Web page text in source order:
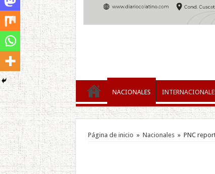
NACIONALES
Página de inicio » Nacionales » PNC